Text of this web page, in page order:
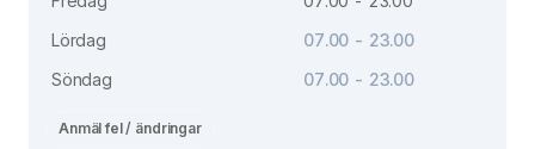
Lördag
07.00 - 23.00
Söndag
07.00 - 23.00
Anmäl fel / ändringar